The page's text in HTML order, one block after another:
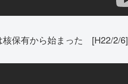
核保有から始まった [H22/2/6]